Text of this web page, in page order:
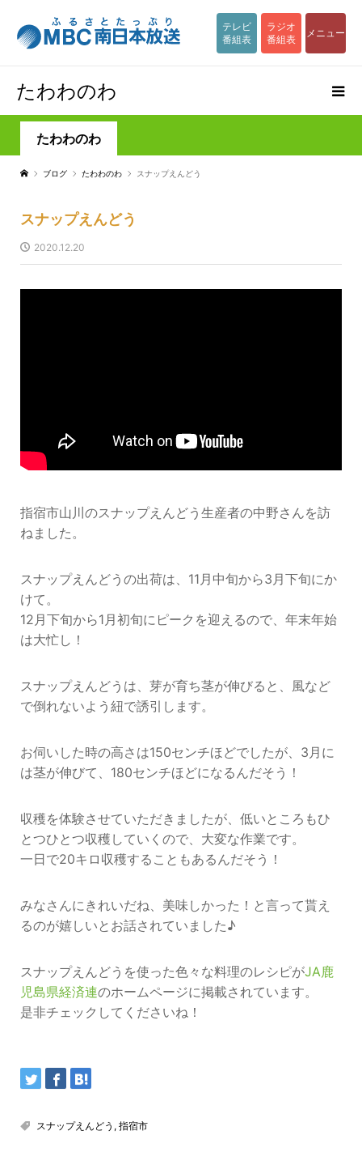
テレビ
番組表
ラジオ
番組表
メニュー
たわわのわ
たわわのわ
ブログ たわわのわ スナップえんどう
スナップえんどう
2020.12.20
指宿市山川のスナップえんどう生産者の中野さんを訪
ねました。
スナップえんどうの出荷は、11月中旬から3月下旬にか
けて。
12月下旬から1月初旬にピークを迎えるので、年末年始
は大忙し！
スナップえんどうは、芽が育ち茎が伸びると、風など
で倒れないよう紐で誘引します。
お伺いした時の高さは150センチほどでしたが、3月に
は茎が伸びて、180センチほどになるんだそう！
収穫を体験させていただきましたが、低いところもひ
とつひとつ収穫していくので、大変な作業です。
一日で20キロ収穫することもあるんだそう！
みなさんにきれいだね、美味しかった！と言って貰え
るのが嬉しいとお話されていました♪
スナップえんどうを使った色々な料理のレシピがJA鹿
児島県経済連のホームページに掲載されています。
是非チェックしてくださいね！
スナップえんどう , 指宿市